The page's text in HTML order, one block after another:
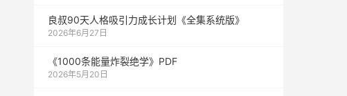
良叔90天人格吸引力成长计划《全集系统版》
2026年6月27日
《1000‮能条‬‎量‮裂炸‬‎绝学》PDF
2026年5月20日